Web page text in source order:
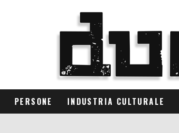
PERSONE INDUSTRIA CULTURALE